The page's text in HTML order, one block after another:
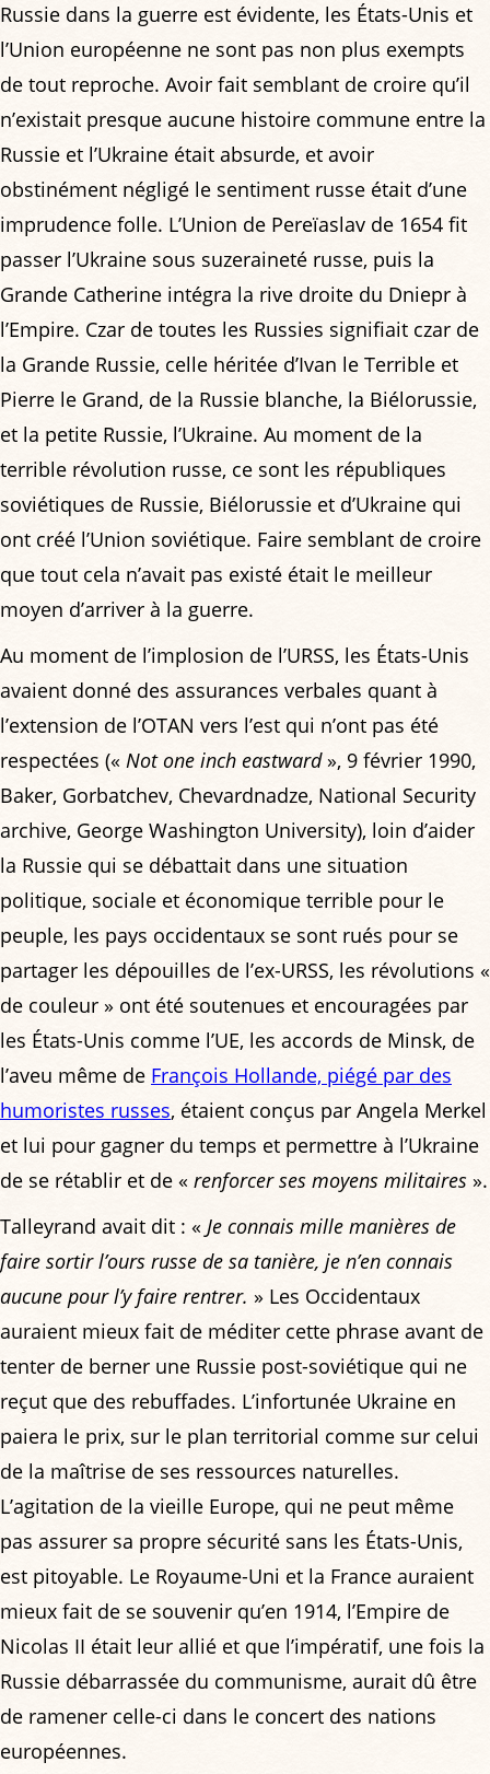
Russie dans la guerre est évidente, les États-Unis et
l’Union européenne ne sont pas non plus exempts
de tout reproche. Avoir fait semblant de croire qu’il
n’existait presque aucune histoire commune entre la
Russie et l’Ukraine était absurde, et avoir
obstinément négligé le sentiment russe était d’une
imprudence folle. L’Union de Pereïaslav de 1654 fit
passer l’Ukraine sous suzeraineté russe, puis la
Grande Catherine intégra la rive droite du Dniepr à
l’Empire. Czar de toutes les Russies signifiait czar de
la Grande Russie, celle héritée d’Ivan le Terrible et
Pierre le Grand, de la Russie blanche, la Biélorussie,
et la petite Russie, l’Ukraine. Au moment de la
terrible révolution russe, ce sont les républiques
soviétiques de Russie, Biélorussie et d’Ukraine qui
ont créé l’Union soviétique. Faire semblant de croire
que tout cela n’avait pas existé était le meilleur
moyen d’arriver à la guerre.
Au moment de l’implosion de l’URSS, les États-Unis
avaient donné des assurances verbales quant à
l’extension de l’OTAN vers l’est qui n’ont pas été
respectées (« Not one inch eastward», 9 février 1990,
Baker, Gorbatchev, Chevardnadze, National Security
archive, George Washington University), loin d’aider
la Russie qui se débattait dans une situation
politique, sociale et économique terrible pour le
peuple, les pays occidentaux se sont rués pour se
partager les dépouilles de l’ex-URSS, les révolutions «
de couleur » ont été soutenues et encouragées par
les États-Unis comme l’UE, les accords de Minsk, de
l’aveu même de François Hollande, piégé par des
humoristes russes, étaient conçus par Angela Merkel
et lui pour gagner du temps et permettre à l’Ukraine
de se rétablir et de « renforcer ses moyens militaires ».
Talleyrand avait dit : « Je connais mille manières de
faire sortir l’ours russe de sa tanière, je n’en connais
aucune pour l’y faire rentrer. » Les Occidentaux
auraient mieux fait de méditer cette phrase avant de
tenter de berner une Russie post-soviétique qui ne
reçut que des rebuffades. L’infortunée Ukraine en
paiera le prix, sur le plan territorial comme sur celui
de la maîtrise de ses ressources naturelles.
L’agitation de la vieille Europe, qui ne peut même
pas assurer sa propre sécurité sans les États-Unis,
est pitoyable. Le Royaume-Uni et la France auraient
mieux fait de se souvenir qu’en 1914, l’Empire de
Nicolas II était leur allié et que l’impératif, une fois la
Russie débarrassée du communisme, aurait dû être
de ramener celle-ci dans le concert des nations
européennes.